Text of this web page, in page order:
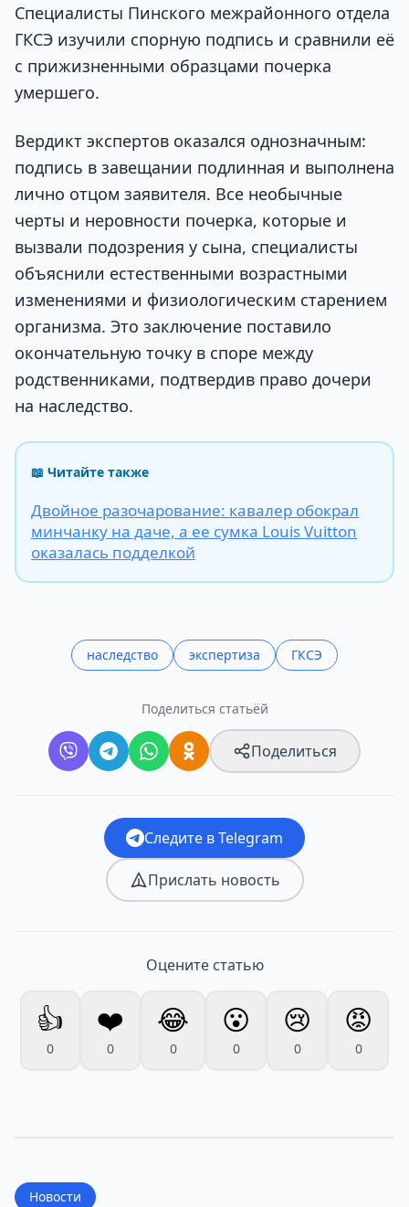
Специалисты Пинского межрайонного отдела
ГКСЭ изучили спорную подпись и сравнили её
с прижизненными образцами почерка
умершего.
Вердикт экспертов оказался однозначным:
подпись в завещании подлинная и выполнена
лично отцом заявителя. Все необычные
черты и неровности почерка, которые и
вызвали подозрения у сына, специалисты
объяснили естественными возрастными
изменениями и физиологическим старением
организма. Это заключение поставило
окончательную точку в споре между
родственниками, подтвердив право дочери
на наследство.
📖 Читайте также
Двойное разочарование: кавалер обокрал
минчанку на даче, а ее сумка Louis Vuitton
оказалась подделкой
наследство экспертиза ГКСЭ
Поделиться статьёй
Поделиться
Следите в Telegram
Прислать новость
Оцените статью
👍
0
❤️
0
😂
0
😮
0
😢
0
😡
0
Новости